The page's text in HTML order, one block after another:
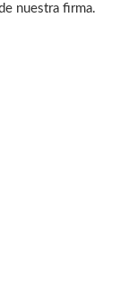
nuestra firma.